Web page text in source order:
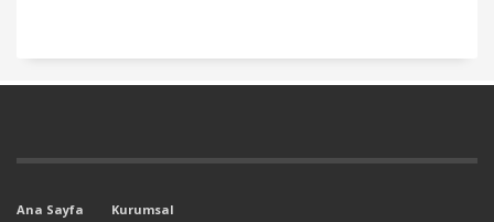
Ana Sayfa
Kurumsal